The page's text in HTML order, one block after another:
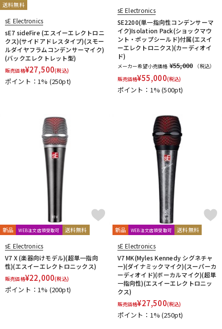
送料無料
sE Electronics
sE7 sideFire (エスイーエレクトロニ
クス)(サイドアドレスタイプ)(スモー
ルダイヤフラムコンデンサーマイク)
(バックエレクトレット型)
販売価格¥27,500(税込)
ポイント：1% (250pt)
sE Electronics
SE2200(単一指向性コンデンサーマ
イク)Isolation Pack(ショックマウ
ント・ポップシールド)付属(エスイ
ーエレクトロニクス)(カーディオイ
ド)
メーカー希望小売価格 ¥55,000
（税込）
販売価格¥55,000(税込)
ポイント：1%(500pt)
新品 WEB注文店頭受取可 送料無料
sE Electronics
V7 X (楽器向けモデル)(超単一指向
性)(エスイーエレクトロニックス)
販売価格¥22,000(税込)
ポイント：1% (200pt)
新品 WEB注文店頭受取可 送料無料
sE Electronics
V7 MK(Myles Kennedy シグネチャ
ー)(ダイナミックマイク)(スーパーカ
ーディオイド)(ボーカルマイク)(超単
一指向性)(エスイーエレクトロニッ
クス)
販売価格¥27,500(税込)
ポイント：1%(250pt)